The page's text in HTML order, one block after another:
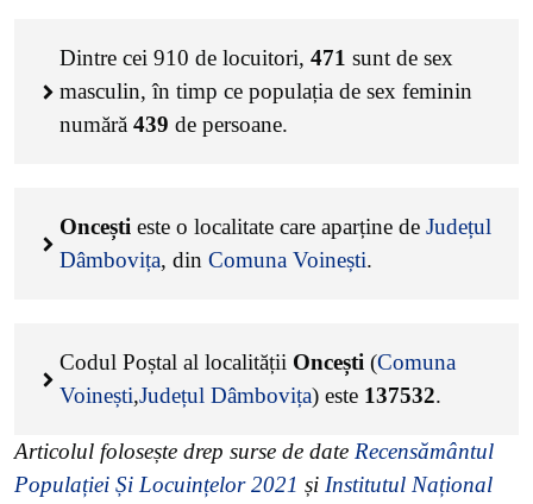
Dintre cei 910 de locuitori, 471 sunt de sex
masculin, în timp ce populația de sex feminin
numără 439 de persoane.
Oncești este o localitate care aparține de Județul
Dâmbovița, din Comuna Voinești.
Codul Poștal al localității Oncești (Comuna
Voinești,Județul Dâmbovița) este 137532.
Articolul folosește drep surse de date Recensământul
Populației Și Locuințelor 2021 și Institutul Național